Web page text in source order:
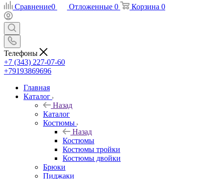
Сравнение0 Отложенные 0 Корзина 0
Телефоны
+7 (343) 227-07-60
+79193869696
Главная
Каталог
Назад
Каталог
Костюмы
Назад
Костюмы
Костюмы тройки
Костюмы двойки
Брюки
Пиджаки